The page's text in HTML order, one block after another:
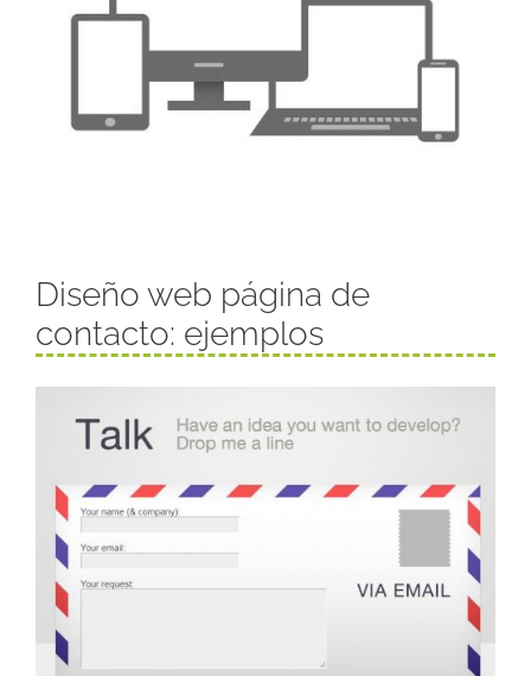
Diseño web página de
contacto: ejemplos